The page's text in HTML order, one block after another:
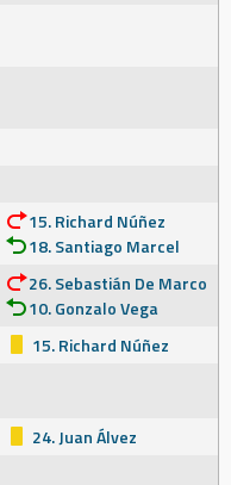
15. Richard Núñez
18. Santiago Marcel
26. Sebastián De Marco
10. Gonzalo Vega
15. Richard Núñez
24. Juan Álvez